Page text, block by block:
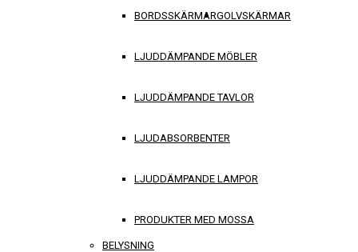
BORDSSKÄRMARGOLVSKÄRMAR
LJUDDÄMPANDE MÖBLER
LJUDDÄMPANDE TAVLOR
LJUDABSORBENTER
LJUDDÄMPANDE LAMPOR
PRODUKTER MED MOSSA
BELYSNING